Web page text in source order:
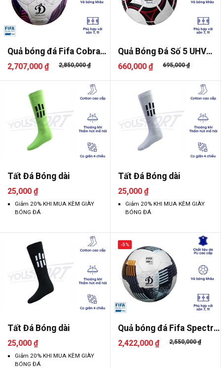
Quả bóng đá Fifa Cobra
UHV 2..
2,707,000 ₫ 2,850,000 ₫
Quả Bóng Đá Số 5 UHV
2.16
660,000 ₫ 695,000 ₫
Tất Đá Bóng dài
25,000 ₫
Giảm 20% KHI MUA KÈM GIÀY
BÓNG ĐÁ
Tất Đá Bóng dài
25,000 ₫
Giảm 20% KHI MUA KÈM GIÀY
BÓNG ĐÁ
Tất Đá Bóng dài
25,000 ₫
Giảm 20% KHI MUA KÈM GIÀY
BÓNG ĐÁ
Quả bóng đá Fifa Spectro
UHV..
2,422,000 ₫ 2,550,000 ₫
-5%